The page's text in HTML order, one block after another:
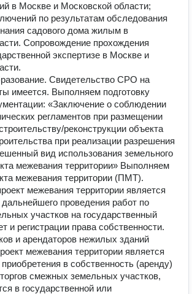
в Москве и Московской области;
по результатам обследования
садового дома жилым в
Сопровождение прохождения
экспертизе в Москве и
Свидетельство СРО на
имеется. Выполняем подготовку
«Заключение о соблюдении
регламентов при размещении
реконструкции объекта
при реализации разрешения
вид использования земельного
межевания территории» Выполняем
межевания территории (ПМТ).
межевания территории является
проведения работ по
участков на государственный
и регистрации права собственности.
и арендаторов нежилых зданий
межевания территории является
в собственность (аренду)
смежных земельных участков,
в государственной или